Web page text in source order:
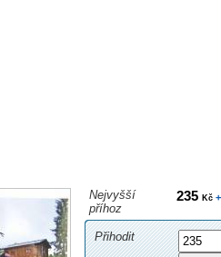
Nejvyšší
příhoz
235 Kč+
Přihodit